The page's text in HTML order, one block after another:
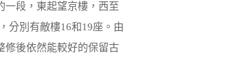
一段，東起望京樓，西至
分別有敵樓16和19座。由
修後依然能較好的保留古